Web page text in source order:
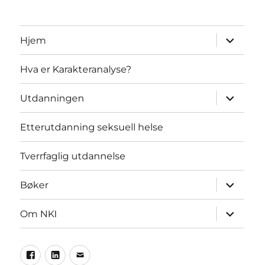
Hjem Utvid
Hva er Karakteranalyse?
Utdanningen Utvid
Etterutdanning seksuell helse
Tverrfaglig utdannelse
Bøker Utvid
Om NKI Utvid
FacebookLinkedIn
Epost